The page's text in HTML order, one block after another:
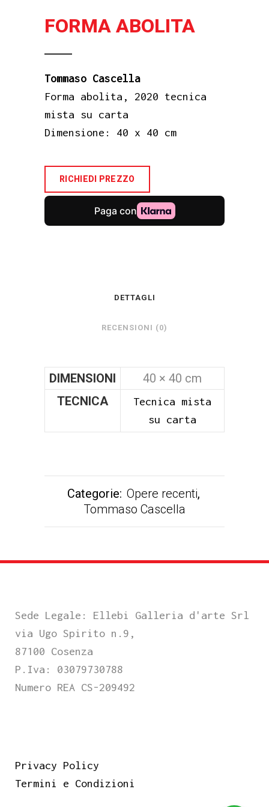
FORMA ABOLITA
Tommaso Cascella
Forma abolita, 2020 tecnica
mista su carta
Dimensione: 40 x 40 cm
RICHIEDI PREZZO
DETTAGLI
RECENSIONI (0)
DIMENSIONI
40 × 40 cm
TECNICA
Tecnica mista
su carta
Categorie: Opere recenti,
Tommaso Cascella
Sede Legale: Ellebi Galleria d'arte Srl
via Ugo Spirito n.9,
87100 Cosenza
P.Iva: 03079730788
Numero REA CS-209492
Privacy Policy
Termini e Condizioni